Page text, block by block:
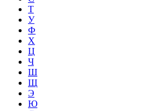
Т
У
Ф
Х
Ц
Ч
Ш
Щ
Э
Ю